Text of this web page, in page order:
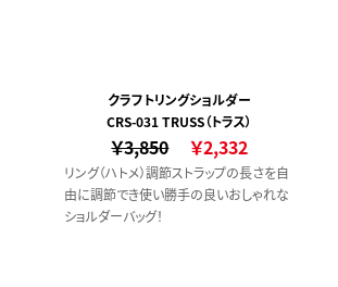
クラフトリングショルダー
CRS-031 TRUSS（トラス）
￥3,850 ￥2,332
リング（ハトメ）調節ストラップの長さを自
由に調節でき使い勝手の良いおしゃれな
ショルダーバッグ！